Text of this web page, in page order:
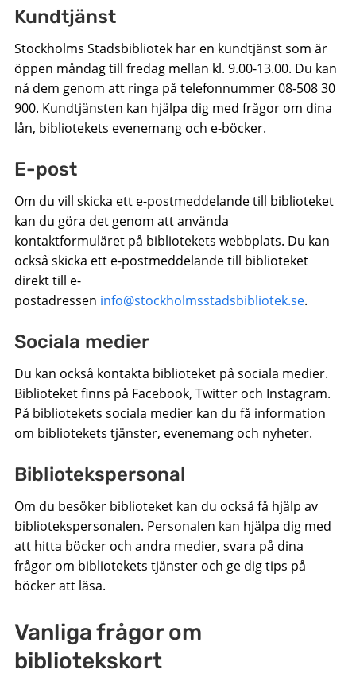
Kundtjänst
Stockholms Stadsbibliotek har en kundtjänst som är
öppen måndag till fredag mellan kl. 9.00-13.00. Du kan
nå dem genom att ringa på telefonnummer 08-508 30
900. Kundtjänsten kan hjälpa dig med frågor om dina
lån, bibliotekets evenemang och e-böcker.
E-post
Om du vill skicka ett e-postmeddelande till biblioteket
kan du göra det genom att använda
kontaktformuläret på bibliotekets webbplats. Du kan
också skicka ett e-postmeddelande till biblioteket
direkt till e-
postadressen info@stockholmsstadsbibliotek.se.
Sociala medier
Du kan också kontakta biblioteket på sociala medier.
Biblioteket finns på Facebook, Twitter och Instagram.
På bibliotekets sociala medier kan du få information
om bibliotekets tjänster, evenemang och nyheter.
Bibliotekspersonal
Om du besöker biblioteket kan du också få hjälp av
bibliotekspersonalen. Personalen kan hjälpa dig med
att hitta böcker och andra medier, svara på dina
frågor om bibliotekets tjänster och ge dig tips på
böcker att läsa.
Vanliga frågor om
bibliotekskort